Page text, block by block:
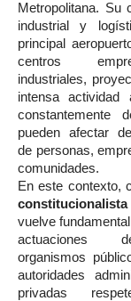
Metropolitana. Su
industrial y
principal
centros
industriales,
intensa actividad
constantemente
pueden afectar
de personas,
comunidades.
En este contexto,
vuelve
actuaciones
organismos
autoridades
privadas